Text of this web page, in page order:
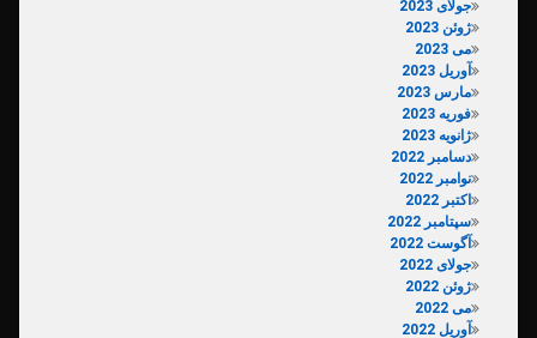
جولای 2023
ژوئن 2023
می 2023
آوریل 2023
مارس 2023
فوریه 2023
ژانویه 2023
دسامبر 2022
نوامبر 2022
اکتبر 2022
سپتامبر 2022
آگوست 2022
جولای 2022
ژوئن 2022
می 2022
آوریل 2022